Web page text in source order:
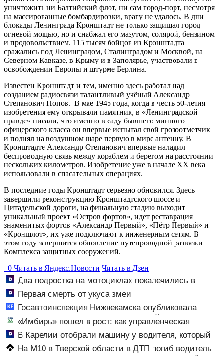
уничтожить ни Балтийский флот, ни сам город-порт, несмотря
на массированные бомбардировки, врагу не удалось. В дни
блокады Ленинграда Кронштадт не только защищал город
огневой мощью, но и снабжал его мазутом, солярой, бензином
и продовольствием. 115 тысяч бойцов из Кронштадта
сражались под Ленинградом, Сталинградом и Москвой, на
Северном Кавказе, в Крыму и в Заполярье, участвовали в
освобождении Европы и штурме Берлина.
Известен Кронштадт и тем, именно здесь работал над
созданием радиосвязи талантливый учёный Александр
Степанович Попов. В мае 1945 года, когда в честь 50-летия
изобретения ему открывали памятник, в «Ленинградской
правде» писали, что именно в саду бывшего минного
офицерского класса он впервые испытал свой грозоотметчик
и поднял на воздушном шаре первую в мире антенну. В
Кронштадте Александр Степанович впервые наладил
беспроводную связь между кораблем и берегом на расстоянии
нескольких километров. Изобретение уже в начале ХХ века
использовали в спасательных операциях.
В последние годы Кронштадт серьезно обновился. Здесь
завершили реконструкцию Кронштадтского шоссе и
Цитадельской дороги, на финальную стадию выходит
уникальный проект «Остров фортов», идет реставрация
знаменитых фортов «Александр Первый», «Пётр Первый» и
«Кроншлот», их уже подключают к инженерным сетям. В
этом году завершится обновление путепроводной развязки
Комплекса защитных сооружений.
0 Читать в Яндекс.Новости Читать в Дзен
Два подростка на мотоциклах покалечились в
Карелии (ФОТО)
Первая смерть от укуса змеи
Госавтоинспекция Нижнекамска опубликовала
видео жесткого ДТП с участием питбайкера
07/08/2026 – Новости
«Имбирь» пошел в рост: как управленческая
реформа принесла прибыль - АБН 24
В Карелии отобрали машину у водителя, который
петлял на трассе (ВИДЕО)
На М10 в Тверской области в ДТП погиб водитель
большегруза – Новости Твери и городов Тверской